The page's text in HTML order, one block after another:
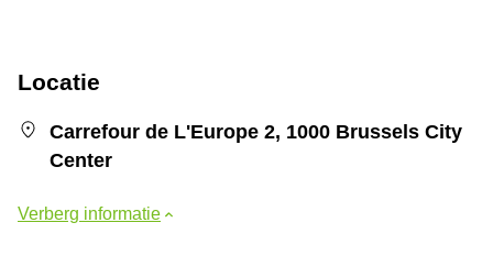
Locatie
Carrefour de L'Europe 2, 1000 Brussels City
Center
Verberg informatie